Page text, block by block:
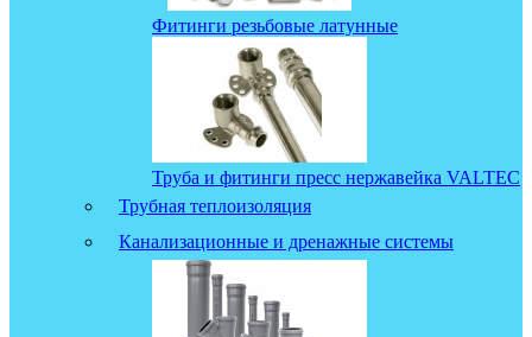
Фитинги резьбовые латунные
Труба и фитинги пресс нержавейка VALTEC
Трубная теплоизоляция
Канализационные и дренажные системы